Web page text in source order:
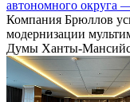
автономного
Компания Брюллов
модернизации
Думы Ханты-